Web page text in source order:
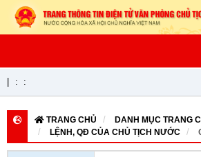
: :
TRANG CHỦ
DANH MỤC TRANG
LỆNH, QĐ CỦA CHỦ TỊCH NƯỚC